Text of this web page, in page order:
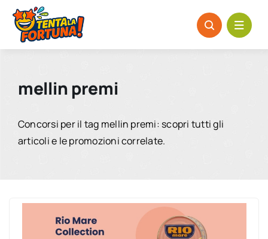
Salta
contenuto
mellin premi
Concorsi per il tag mellin premi: scopri tutti gli
articoli e le promozioni correlate.